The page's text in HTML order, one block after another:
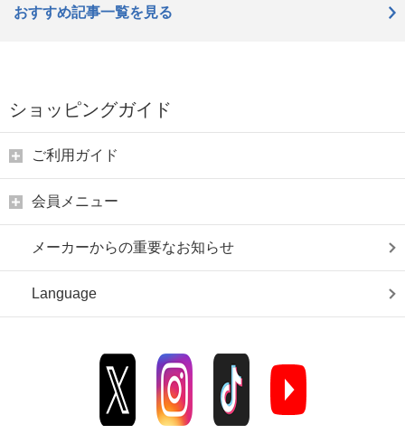
おすすめ記事一覧を見る
ショッピングガイド
ご利用ガイド
会員メニュー
メーカーからの重要なお知らせ
Language